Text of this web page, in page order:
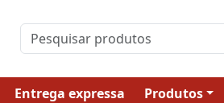
Entrega expressa Produtos